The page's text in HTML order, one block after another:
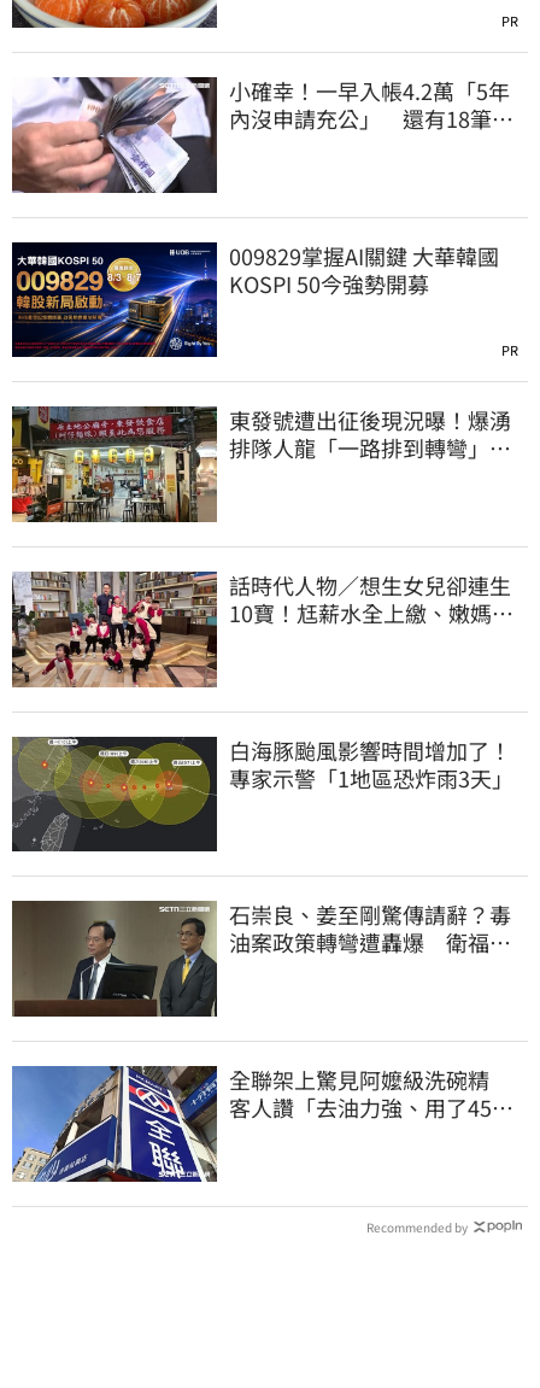
PR
小確幸！一早入帳4.2萬「5年
內沒申請充公」 還有18筆錢
009829掌握AI關鍵 大華韓國
KOSPI 50今強勢開募
PR
東發號遭出征後現況曝！爆湧
排隊人龍「一路排到轉彎」
話時代人物／想生女兒卻連生
10寶！尪薪水全上繳、嫩媽吐
白海豚颱風影響時間增加了！
專家示警「1地區恐炸雨3天」
石崇良、姜至剛驚傳請辭？毒
油案政策轉彎遭轟爆 衛福部
全聯架上驚見阿嬤級洗碗精
客人讚「去油力強、用了45
Recommended by